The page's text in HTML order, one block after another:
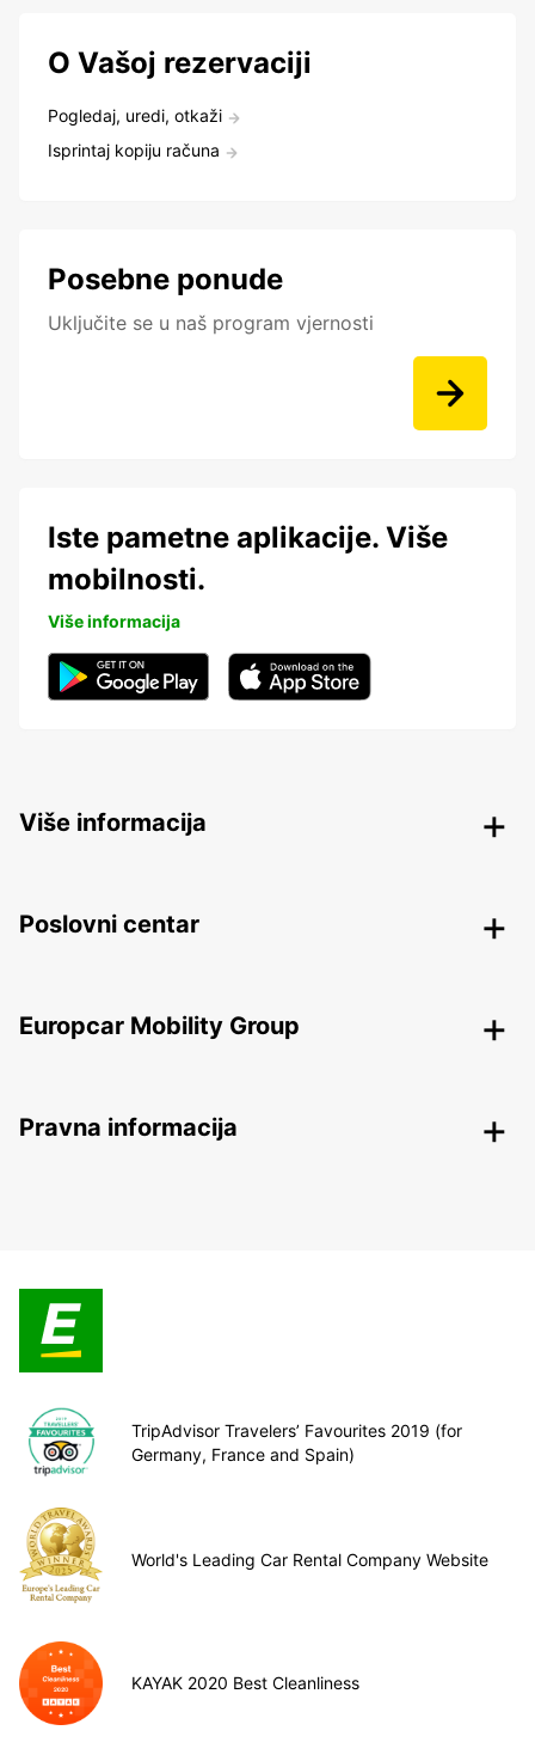
O Vašoj rezervaciji
Pogledaj, uredi, otkaži
Isprintaj kopiju računa
Posebne ponude
Uključite se u naš program vjernosti
Iste pametne aplikacije. Više
mobilnosti.
Više informacija
Više informacija
Poslovni centar
Europcar Mobility Group
Pravna informacija
TripAdvisor Travelers’ Favourites 2019 (for
Germany, France and Spain)
World's Leading Car Rental Company Website
KAYAK 2020 Best Cleanliness